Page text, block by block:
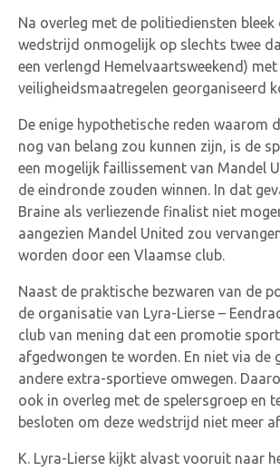
Na overleg met de politiediensten bleek
wedstrijd onmogelijk op slechts twee
een verlengd Hemelvaartsweekend)
veiligheidsmaatregelen georganiseerd
De enige hypothetische reden waarom
nog van belang zou kunnen zijn, is de
een mogelijk faillissement van Mandel
de eindronde zouden winnen. In dat
Braine als verliezende finalist niet
aangezien Mandel United zou
worden door een Vlaamse club.
Naast de praktische bezwaren van de
de organisatie van Lyra-Lierse –
club van mening dat een promotie
afgedwongen te worden. En niet via de
andere extra-sportieve omwegen.
ook in overleg met de spelersgroep en
besloten om deze wedstrijd niet meer
K. Lyra-Lierse kijkt alvast vooruit naar